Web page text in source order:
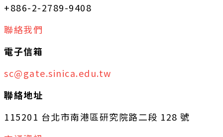
+886-2-2789-9408
聯絡我們
電子信箱
sc@gate.sinica.edu.tw
聯絡地址
115201 台北市南港區研究院路二段 128 號